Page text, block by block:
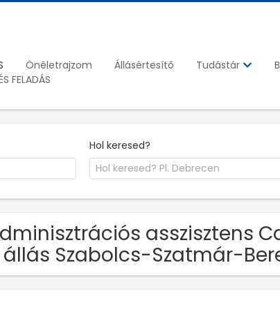
Önéletrajzom Állásértesítő Tudástár
FELADÁS
Hol keresed?
asszisztens
állás Szabolcs-Szatmár-